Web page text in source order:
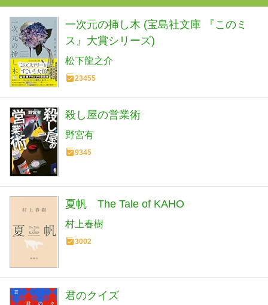
一次元の挿し木 (宝島社文庫 『このミ
ス』大賞シリーズ)
松下龍之介
23455
殺し屋の営業術
野宮有
9345
夏帆 The Tale of KAHO
村上春樹
3002
君のクイズ